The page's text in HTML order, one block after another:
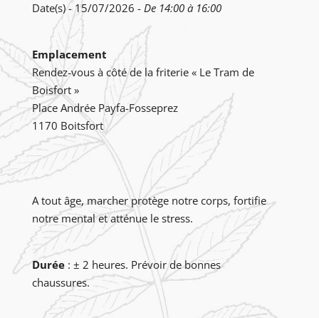
Date(s) - 15/07/2026 - De 14:00 à 16:00
Emplacement
Rendez-vous à côté de la friterie « Le Tram de
Boisfort »
Place Andrée Payfa-Fosseprez
1170 Boitsfort
A tout âge, marcher protège notre corps, fortifie
notre mental et atténue le stress.
Durée: ± 2 heures. Prévoir de bonnes
chaussures.